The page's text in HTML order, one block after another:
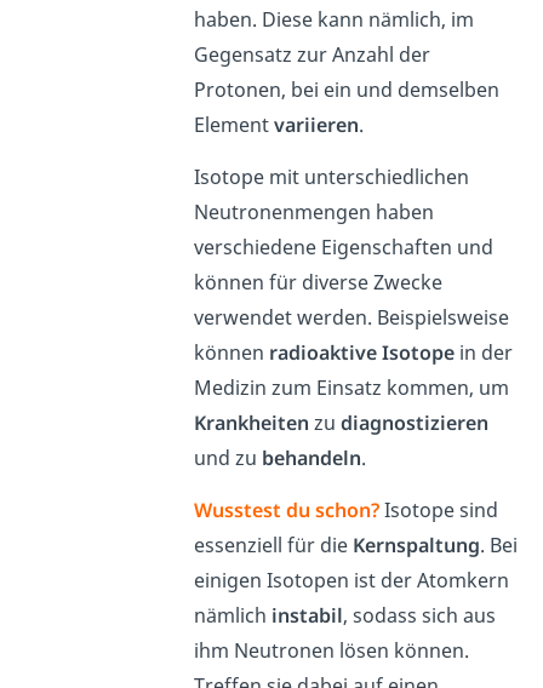
haben. Diese kann nämlich, im
Gegensatz zur Anzahl der
Protonen, bei ein und demselben
Elementvariieren.
Isotopemitunterschiedlichen
Neutronenmengen haben
verschiedeneEigenschaften und
können für diverseZwecke
verwendetwerden. Beispielsweise
können radioaktive Isotopein der
Medizin zum Einsatz kommen, um
Krankheiten zu diagnostizieren
und zu behandeln.
Wusstest du schon?Isotope sind
essenziell für dieKernspaltung. Bei
einigen Isotopen ist der Atomkern
nämlich instabil, sodass sich aus
ihm Neutronen lösen können.